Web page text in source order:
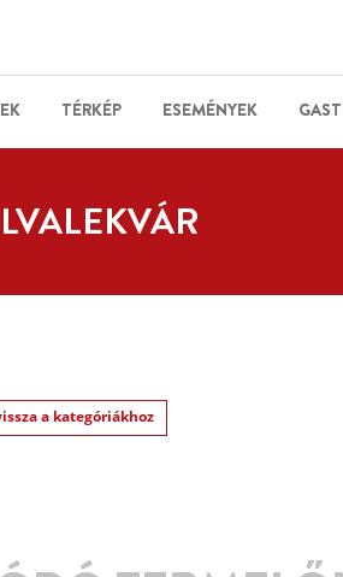
TÉRKÉP ESEMÉNYEK
a kategóriákhoz